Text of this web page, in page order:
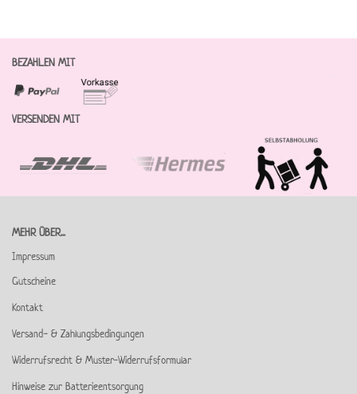
BEZAHLEN MIT
VERSENDEN MIT
MEHR ÜBER...
Impressum
Gutscheine
Kontakt
Versand- & Zahlungsbedingungen
Widerrufsrecht & Muster-Widerrufsformular
Hinweise zur Batterieentsorgung